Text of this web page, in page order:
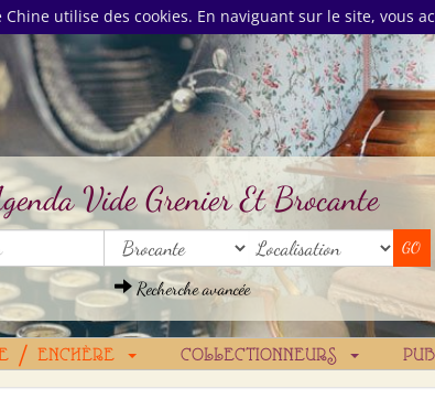
utilise des cookies. En naviguant sur le site, vous
Vide Grenier Et Brocante
Recherche avancée
/ ENCHÈRE COLLECTIONNEURS